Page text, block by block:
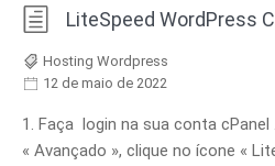
LiteSpeed ​​​​WordPress
Hosting Wordpress
12 de maio de 2022
1. Faça login na sua conta cPanel
« Avançado », clique no ícone «